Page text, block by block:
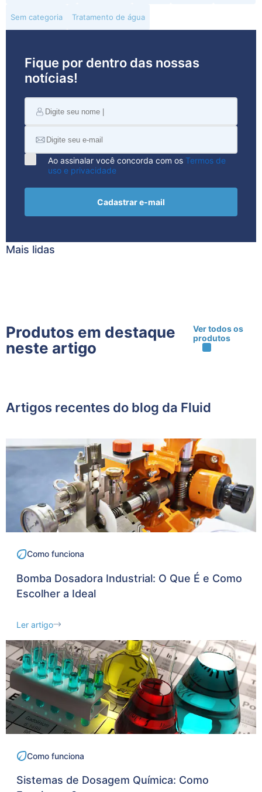
Sem categoria Tratamento de água
Fique por dentro das nossas
notícias!
Ao assinalar você concorda com os Termos de
uso e privacidade
Cadastrar e-mail
Mais lidas
Produtos em destaque
neste artigo
Ver todos os
produtos
Artigos recentes do blog da Fluid
Como funciona
Bomba Dosadora Industrial: O Que É e Como
Escolher a Ideal
Ler artigo
Como funciona
Sistemas de Dosagem Química: Como